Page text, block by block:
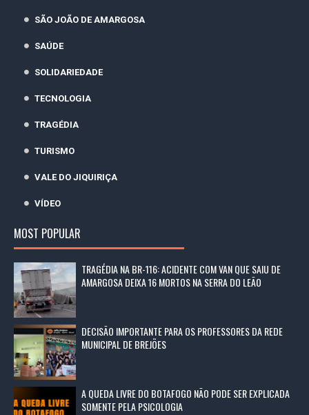
SÃO JOÃO DE AMARGOSA
SAÚDE
SOLIDARIEDADE
TECNOLOGIA
TRAGÉDIA
TURISMO
VALE DO JIQUIRIÇA
VÍDEO
MOST POPULAR
TRAGÉDIA NA BR-116: ACIDENTE COM VAN QUE SAIU DE
AMARGOSA DEIXA 16 MORTOS NA SERRA DO LEÃO
DECISÃO IMPORTANTE PARA OS PROFESSORES DA REDE
MUNICIPAL DE BREJÕES
A QUEDA LIVRE DO BOTAFOGO NÃO PODE SER EXPLICADA
SOMENTE PELA PSICOLOGIA